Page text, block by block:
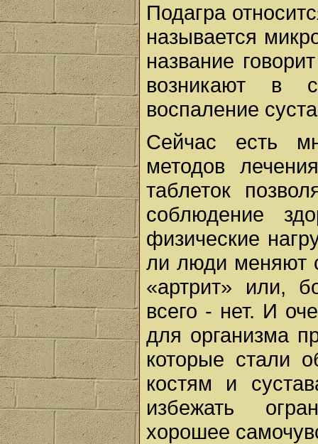
Подагра
называется
название
возникают в
воспаление
Сейчас есть
методов
таблеток
соблюдение
физические
ли люди меняют
«артрит» или,
всего - нет. И
для организма
которые стали
костям и
избежать
хорошее